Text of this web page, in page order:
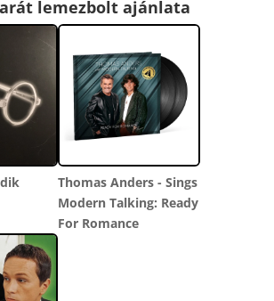
lemezbolt ajánlata
Thomas Anders - Sings
Modern Talking: Ready
For Romance